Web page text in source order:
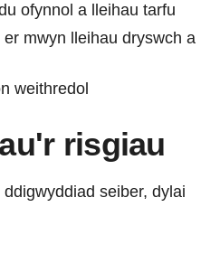
ofynnol a lleihau tarfu
mwyn lleihau dryswch a
weithredol
risgiau
seiber, dylai